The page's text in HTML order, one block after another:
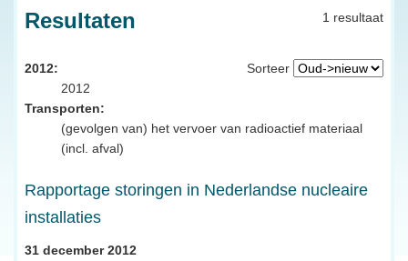
1 resultaat
Resultaten
Sorteer
2012:
2012
Transporten:
(gevolgen van) het vervoer van radioactief materiaal
(incl. afval)
Rapportage storingen in Nederlandse nucleaire
installaties
31 december 2012